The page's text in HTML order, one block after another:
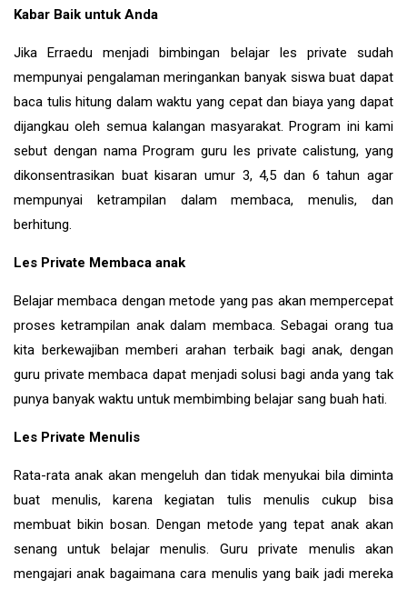
Kabar Baik untuk Anda
Jika Erraedu menjadi bimbingan belajar les private sudah
mempunyai pengalaman meringankan banyak siswa buat dapat
baca tulis hitung dalam waktu yang cepat dan biaya yang dapat
dijangkau oleh semua kalangan masyarakat. Program ini kami
sebut dengan nama Program guru les private calistung, yang
dikonsentrasikan buat kisaran umur 3, 4,5 dan 6 tahun agar
mempunyai ketrampilan dalam membaca, menulis, dan
berhitung.
Les Private Membaca anak
Belajar membaca dengan metode yang pas akan mempercepat
proses ketrampilan anak dalam membaca. Sebagai orang tua
kita berkewajiban memberi arahan terbaik bagi anak, dengan
guru private membaca dapat menjadi solusi bagi anda yang tak
punya banyak waktu untuk membimbing belajar sang buah hati.
Les Private Menulis
Rata-rata anak akan mengeluh dan tidak menyukai bila diminta
buat menulis, karena kegiatan tulis menulis cukup bisa
membuat bikin bosan. Dengan metode yang tepat anak akan
senang untuk belajar menulis. Guru private menulis akan
mengajari anak bagaimana cara menulis yang baik jadi mereka